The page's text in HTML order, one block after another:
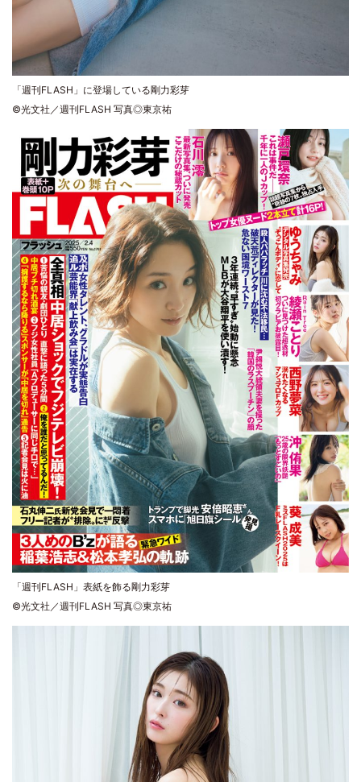
「週刊FLASH」に登場している剛力彩芽
©光文社／週刊FLASH 写真◎東京祐
「週刊FLASH」表紙を飾る剛力彩芽
©光文社／週刊FLASH 写真◎東京祐